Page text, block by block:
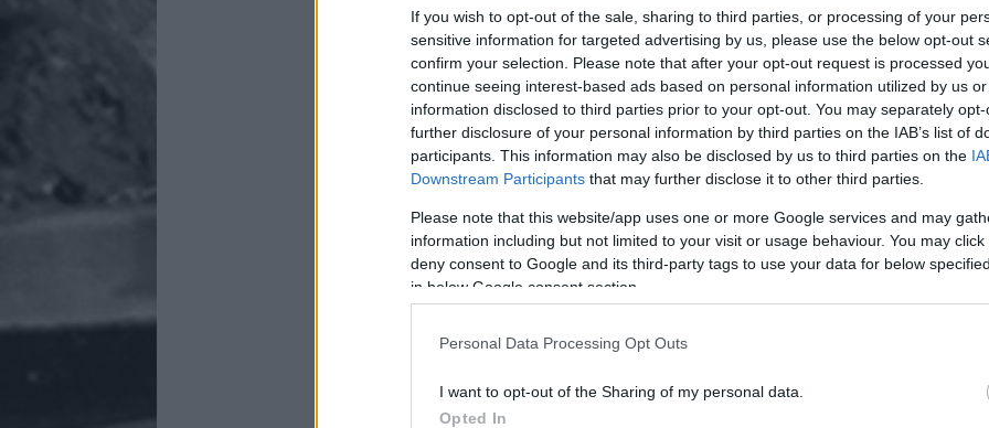
If you wish to opt-out of the sale, sharing to third parties, or processing of your
sensitive information for targeted advertising by us, please use the below opt-out
confirm your selection. Please note that after your opt-out request is processed
continue seeing interest-based ads based on personal information utilized by us
information disclosed to third parties prior to your opt-out. You may separately
further disclosure of your personal information by third parties on the IAB’s list of
participants. This information may also be disclosed by us to third parties on the
Downstream Participants that may further disclose it to other third parties.
Please note that this website/app uses one or more Google services and may
information including but not limited to your visit or usage behaviour. You may
deny consent to Google and its third-party tags to use your data for below
in below Google consent section.
Personal Data Processing Opt Outs
I want to opt-out of the Sharing of my personal data.
Opted In